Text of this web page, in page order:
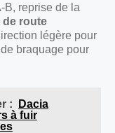
B, reprise de la
de route
légère pour
braquage pour
:
Dacia
à fuir